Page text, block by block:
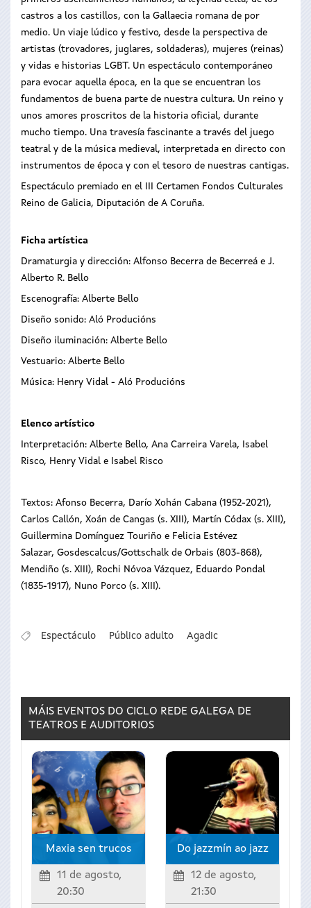
castros a los castillos, con la Gallaecia romana de por
medio. Un viaje lúdico y festivo, desde la perspectiva de
artistas (trovadores, juglares, soldaderas), mujeres (reinas)
y vidas e historias LGBT. Un espectáculo contemporáneo
para evocar aquella época, en la que se encuentran los
fundamentos de buena parte de nuestra cultura. Un reino y
unos amores proscritos de la historia oficial, durante
mucho tiempo. Una travesía fascinante a través del juego
teatral y de la música medieval, interpretada en directo con
instrumentos de época y con el tesoro de nuestras cantigas.
Espectáculo premiado en el III Certamen Fondos Culturales
Reino de Galicia, Diputación de A Coruña.
Ficha artística
Dramaturgia y dirección: Alfonso Becerra de Becerreá e J.
Alberto R. Bello
Escenografía: Alberte Bello
Diseño sonido: Aló Producións
Diseño iluminación: Alberte Bello
Vestuario: Alberte Bello
Música: Henry Vidal - Aló Producións
Elenco artístico
Interpretación: Alberte Bello, Ana Carreira Varela, Isabel
Risco, Henry Vidal e Isabel Risco
Textos: Afonso Becerra, Darío Xohán Cabana (1952-2021),
Carlos Callón, Xoán de Cangas (s. XIII), Martín Códax (s. XIII),
Guillermina Domínguez Touriño e Felicia Estévez
Salazar, Gosdescalcus/Gottschalk de Orbais (803-868),
Mendiño (s. XIII), Rochi Nóvoa Vázquez, Eduardo Pondal
(1835-1917), Nuno Porco (s. XIII).
Espectáculo Público adulto Agadic
MÁIS EVENTOS DO CICLO REDE GALEGA DE
TEATROS E AUDITORIOS
Maxia sen trucos
11 de agosto,
20:30
Do jazzmín ao jazz
12 de agosto,
21:30